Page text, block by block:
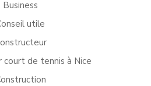
Business
utile
court de tennis à Nice